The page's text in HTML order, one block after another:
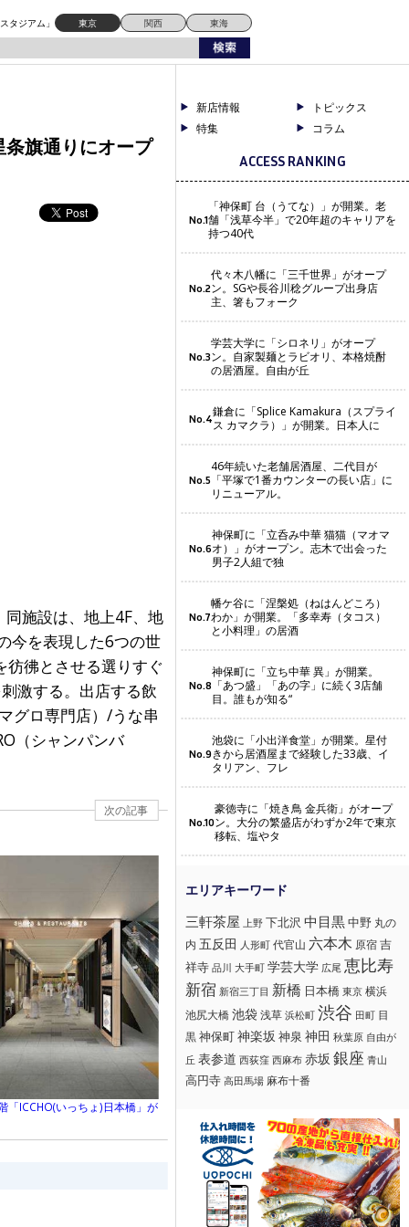
タジアム」 東京 関西 東海
旗通りにオープ
施設は、地上4F、地
今を表現した6つの世
彷彿とさせる選りすぐ
激する。出店する飲
グロ専門店）/うな串
（シャンパンバ
次の記事
「ICCHO(いっちょ)日本橋」が
新店情報
トピックス
特集
コラム
ACCESS RANKING
No.1
「神保町 台（うてな）」が開業。老
舗「浅草今半」で20年超のキャリアを
持つ40代
No.2
代々木八幡に「三千世界」がオープ
ン。SGや長谷川稔グループ出身店
主、箸もフォーク
No.3
学芸大学に「シロネリ」がオープ
ン。自家製麺とラビオリ、本格焼酎
の居酒屋。自由が丘
No.4鎌倉に「Splice Kamakura（スプライ
ス カマクラ）」が開業。日本人に
No.5
46年続いた老舗居酒屋、二代目が
「平塚で1番カウンターの長い店」に
リニューアル。
No.6
神保町に「立呑み中華 猫猫（マオマ
オ）」がオープン。志木で出会った
男子2人組で独
No.7
幡ケ谷に「涅槃処（ねはんどころ）
わか」が開業。「多幸寿（タコス）
と小料理」の居酒
No.8
神保町に「立ち中華 異」が開業。
「あつ盛」「あの字」に続く3店舗
目。誰もが知る“
No.9
池袋に「小出洋食堂」が開業。星付
きから居酒屋まで経験した33歳、イ
タリアン、フレ
No.10
豪徳寺に「焼き鳥 金兵衛」がオープ
ン。大分の繁盛店がわずか2年で東京
移転、塩やタ
三軒茶屋 上野 下北沢 中目黒中野 丸の
内 五反田 人形町 代官山 六本木 原宿 吉
祥寺 品川 大手町 学芸大学 広尾 恵比寿
新宿 新宿三丁目 新橋 日本橋 東京 横浜
池尻大橋 池袋浅草 浜松町 渋谷 田町 目
黒神保町神楽坂 神泉 神田 秋葉原 自由が
丘 表参道 西荻窪 西麻布 赤坂 銀座 青山
高円寺 高田馬場 麻布十番